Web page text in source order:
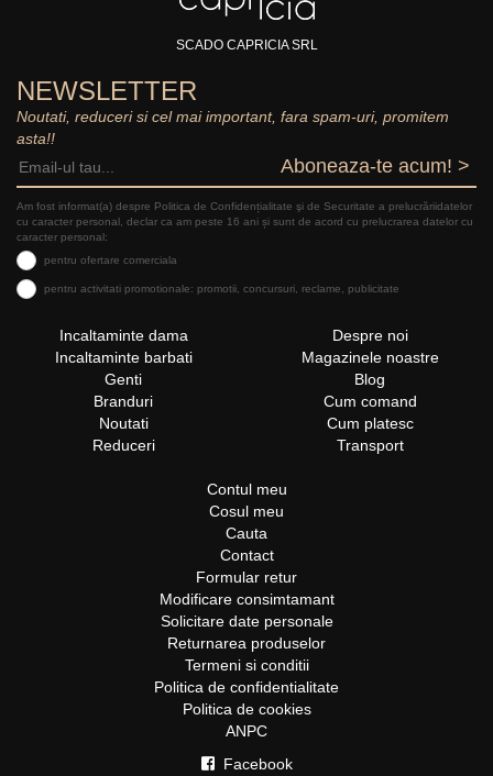
SCADO CAPRICIA SRL
NEWSLETTER
Noutati, reduceri si cel mai important, fara spam-uri, promitem
asta!!
Aboneaza-te acum! >
Am fost informat(a) despre Politica de Confidențialitate şi de Securitate a prelucrăriidatelor
cu caracter personal, declar ca am peste 16 ani și sunt de acord cu prelucrarea datelor cu
caracter personal:
pentru ofertare comerciala
pentru activitati promotionale: promotii, concursuri, reclame, publicitate
Incaltaminte dama
Incaltaminte barbati
Genti
Branduri
Noutati
Reduceri
Despre noi
Magazinele noastre
Blog
Cum comand
Cum platesc
Transport
Contul meu
Cosul meu
Cauta
Contact
Formular retur
Modificare consimtamant
Solicitare date personale
Returnarea produselor
Termeni si conditii
Politica de confidentialitate
Politica de cookies
ANPC
Facebook